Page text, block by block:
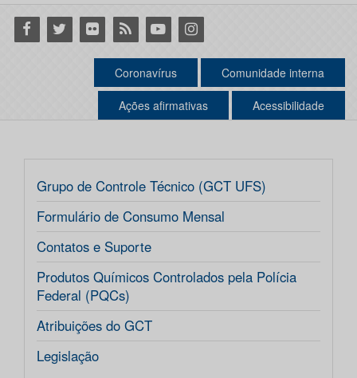
Facebook
Twitter Flickr RSS YoutubeInstagram
Coronavírus Comunidade interna
Ações afirmativas Acessibilidade
Grupo de Controle Técnico (GCT UFS)
Formulário de Consumo Mensal
Contatos e Suporte
Produtos Químicos Controlados pela Polícia
Federal (PQCs)
Atribuições do GCT
Legislação